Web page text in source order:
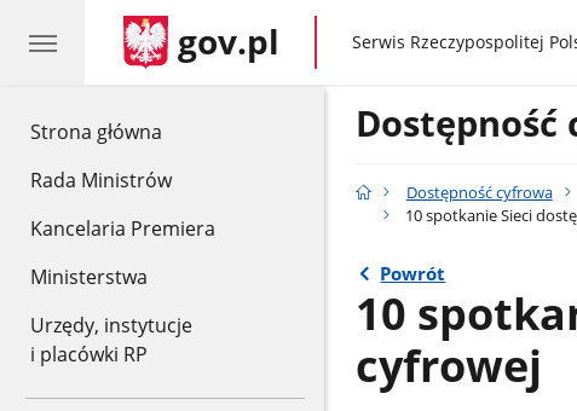
Strona główna
Rada Ministrów
Kancelaria Premiera
Ministerstwa
Urzędy, instytucje
i placówki RP
gov.pl gov.pl
Serwis Rzeczypospolitej
Dostępność
Dostępność cyfrowa
10 spotkanie Sieci
Powrót
10
cyfrowej